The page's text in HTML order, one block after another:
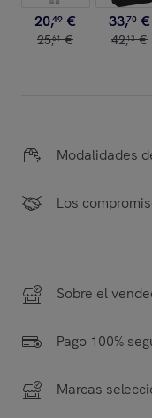
20,49 €
25,61 €
33,70 €
42,13 €
Modalidades
Los
Sobre el
Pago 100%
Marcas